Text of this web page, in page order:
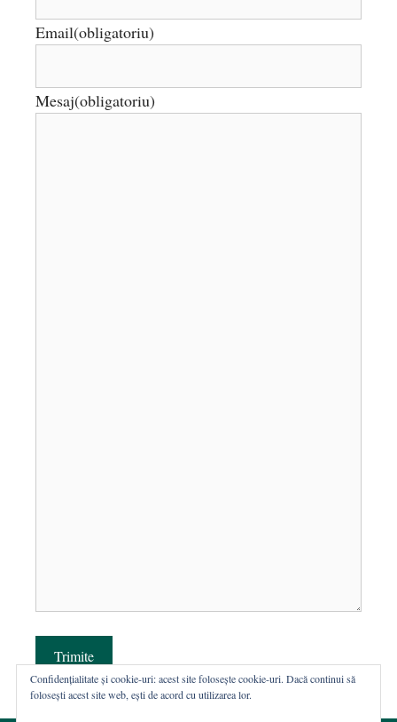
Email(obligatoriu)
Mesaj(obligatoriu)
Trimite
Confidențialitate și cookie-uri: acest site folosește cookie-uri. Dacă continui să
folosești acest site web, ești de acord cu utilizarea lor.